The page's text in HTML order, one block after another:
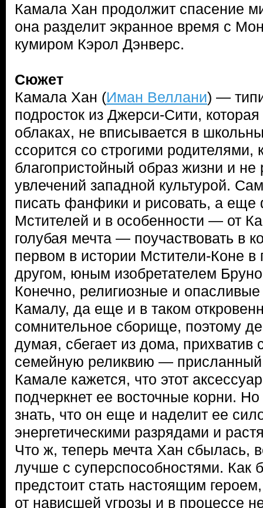
Камала Хан продолжит спасение
она разделит экранное время с
кумиром Кэрол Дэнверс.
Сюжет
Камала Хан (Иман Веллани) —
подросток из Джерси-Сити, которая
облаках, не вписывается в
ссорится со строгими родителями,
благопристойный образ жизни и не
увлечений западной культурой.
писать фанфики и рисовать, а еще
Мстителей и в особенности — от
голубая мечта — поучаствовать в
первом в истории Мстители-Коне
другом, юным изобретателем
Конечно, религиозные и
Камалу, да еще и в таком
сомнительное сборище, поэтому
думая, сбегает из дома, прихватив
семейную реликвию — присланный
Камале кажется, что этот
подчеркнет ее восточные корни.
знать, что он еще и наделит ее
энергетическими разрядами и
Что ж, теперь мечта Хан сбылась,
лучше с суперспособностями. Как
предстоит стать настоящим
от нависшей угрозы и в процессе